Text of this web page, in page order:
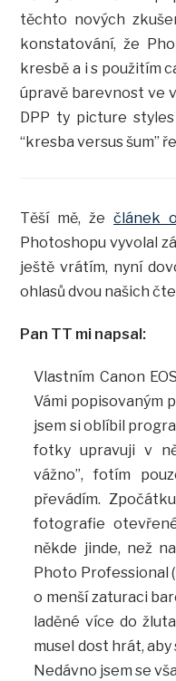
těchto nových
konstatování, že
kresbě a i s použitím
úpravě barevnost ve
DPP ty picture
“kresba versus šum”
Těší mě, žečlánek
Photoshopu vyvolal
ještě vrátím, nyní
ohlasů dvou našich
Pan TT mi napsal:
Vlastním Canon
Vámi popisovaným
jsem si oblíbil
fotky upravuji v
vážno”, fotím
převádím.
fotografie
někde jinde, než
Photo Professional
o menší zaturaci
laděné více do
musel dost hrát, aby
Nedávno jsem se